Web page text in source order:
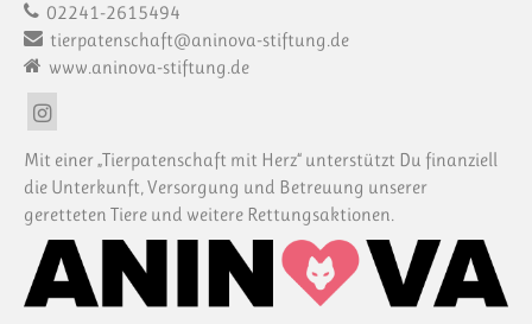
02241-2615494
tierpatenschaft@aninova-stiftung.de
www.aninova-stiftung.de
Mit einer „Tierpatenschaft mit Herz“ unterstützt Du finanziell
die Unterkunft, Versorgung und Betreuung unserer
geretteten Tiere und weitere Rettungsaktionen.